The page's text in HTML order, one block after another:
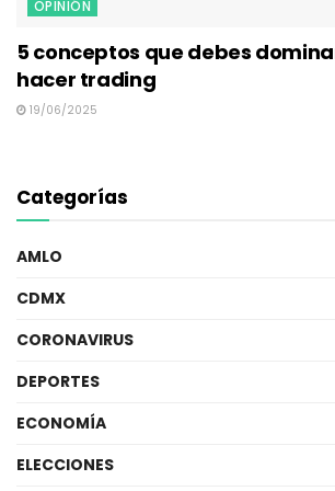
OPINIÓN
5 conceptos que debes
hacer trading
19/06/2025
Categorías
AMLO
CDMX
CORONAVIRUS
DEPORTES
ECONOMÍA
ELECCIONES